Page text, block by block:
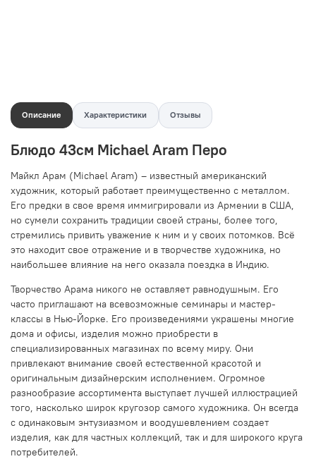
Описание Характеристики Отзывы
Блюдо 43см Michael Aram Перо
Майкл Арам (Michael Aram) – известный американский
художник, который работает преимущественно с металлом.
Его предки в свое время иммигрировали из Армении в США,
но сумели сохранить традиции своей страны, более того,
стремились привить уважение к ним и у своих потомков. Всё
это находит свое отражение и в творчестве художника, но
наибольшее влияние на него оказала поездка в Индию.
Творчество Арама никого не оставляет равнодушным. Его
часто приглашают на всевозможные семинары и мастер-
классы в Нью-Йорке. Его произведениями украшены многие
дома и офисы, изделия можно приобрести в
специализированных магазинах по всему миру. Они
привлекают внимание своей естественной красотой и
оригинальным дизайнерским исполнением. Огромное
разнообразие ассортимента выступает лучшей иллюстрацией
того, насколько широк кругозор самого художника. Он всегда
с одинаковым энтузиазмом и воодушевлением создает
изделия, как для частных коллекций, так и для широкого круга
потребителей.